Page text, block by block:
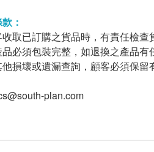
：
取已訂購之貨品時，有責任檢查
必須包裝完整，如退換之產品有
損壞或遺漏查詢，顧客必須保
plan.com